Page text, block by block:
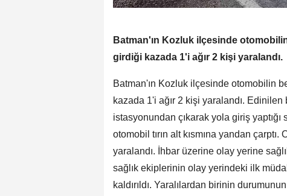
Batman'ın Kozluk ilçesinde
girdiği kazada 1'i ağır 2 kişi yaralandı.
Batman'ın Kozluk ilçesinde otomobilin
kazada 1'i ağır 2 kişi yaralandı. Edinilen
istasyonundan çıkarak yola giriş
otomobil tırın alt kısmına yandan
yaralandı. İhbar üzerine olay yerine
sağlık ekiplerinin olay yerindeki ilk
kaldırıldı. Yaralılardan birinin